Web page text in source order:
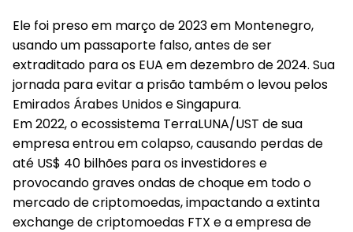
Ele foi preso em março de 2023 em Montenegro,
usando um passaporte falso, antes de ser
extraditado para os EUA em dezembro de 2024. Sua
jornada para evitar a prisão também o levou pelos
Emirados Árabes Unidos e Singapura.
Em 2022, o ecossistema TerraLUNA/UST de sua
empresa entrou em colapso, causando perdas de
até US$ 40 bilhões para os investidores e
provocando graves ondas de choque em todo o
mercado de criptomoedas, impactando a extinta
exchange de criptomoedas FTX e a empresa de